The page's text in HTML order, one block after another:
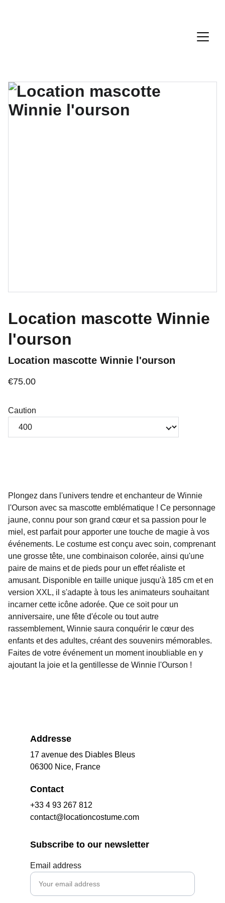
Location mascotte Winnie
l'ourson
Location mascotte Winnie l'ourson
€75.00
Caution
Plongez dans l'univers tendre et enchanteur de Winnie
l'Ourson avec sa mascotte emblématique ! Ce personnage
jaune, connu pour son grand cœur et sa passion pour le
miel, est parfait pour apporter une touche de magie à vos
événements. Le costume est conçu avec soin, comprenant
une grosse tête, une combinaison colorée, ainsi qu'une
paire de mains et de pieds pour un effet réaliste et
amusant. Disponible en taille unique jusqu'à 185 cm et en
version XXL, il s'adapte à tous les animateurs souhaitant
incarner cette icône adorée. Que ce soit pour un
anniversaire, une fête d'école ou tout autre
rassemblement, Winnie saura conquérir le cœur des
enfants et des adultes, créant des souvenirs mémorables.
Faites de votre événement un moment inoubliable en y
ajoutant la joie et la gentillesse de Winnie l'Ourson !
Addresse
17 avenue des Diables Bleus
06300 Nice, France
Contact
+33 4 93 267 812
contact@locationcostume.com
Subscribe to our newsletter
Email address